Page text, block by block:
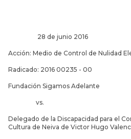
28 de junio 2016
Acción: Medio de Control de Nulidad
Radicado: 2016 00235 - 00
Fundación Sigamos Adelante
vs.
Delegado de la Discapacidad para el
Cultura de Neiva de Victor Hugo